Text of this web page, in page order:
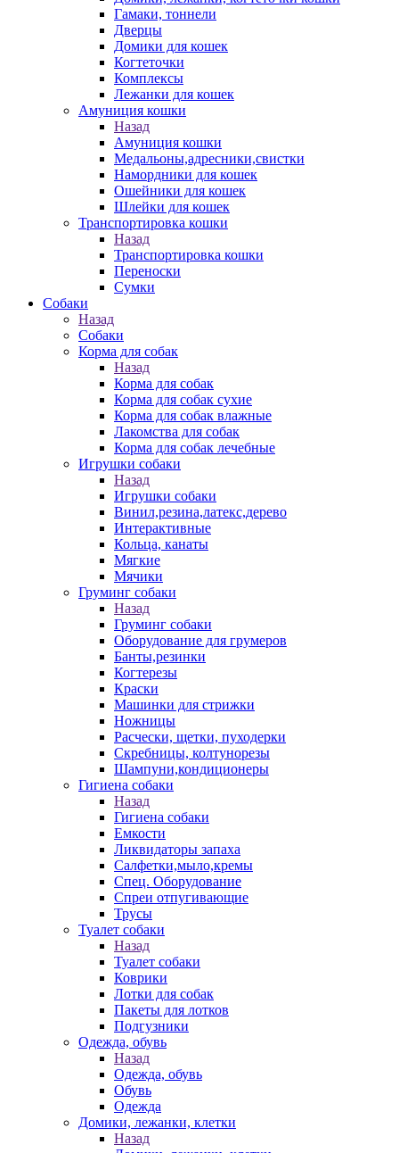
Гамаки, тоннели
Дверцы
Домики для кошек
Когтеточки
Комплексы
Лежанки для кошек
Амуниция кошки
Назад
Амуниция кошки
Медальоны,адресники,свистки
Намордники для кошек
Ошейники для кошек
Шлейки для кошек
Транспортировка кошки
Назад
Транспортировка кошки
Переноски
Сумки
Собаки
Назад
Собаки
Корма для собак
Назад
Корма для собак
Корма для собак сухие
Корма для собак влажные
Лакомства для собак
Корма для собак лечебные
Игрушки собаки
Назад
Игрушки собаки
Винил,резина,латекс,дерево
Интерактивные
Кольца, канаты
Мягкие
Мячики
Груминг собаки
Назад
Груминг собаки
Оборудование для грумеров
Банты,резинки
Когтерезы
Краски
Машинки для стрижки
Ножницы
Расчески, щетки, пуходерки
Скребницы, колтунорезы
Шампуни,кондиционеры
Гигиена собаки
Назад
Гигиена собаки
Емкости
Ликвидаторы запаха
Салфетки,мыло,кремы
Спец. Оборудование
Спреи отпугивающие
Трусы
Туалет собаки
Назад
Туалет собаки
Коврики
Лотки для собак
Пакеты для лотков
Подгузники
Одежда, обувь
Назад
Одежда, обувь
Обувь
Одежда
Домики, лежанки, клетки
Назад